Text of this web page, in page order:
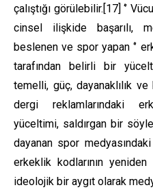
çalıştığı görülebilir.[17] ‘’
cinsel ilişkide başarılı,
beslenen ve spor yapan ‘’
tarafından belirli bir
temelli, güç, dayanaklılık
dergi reklamlarındaki
yüceltimi, saldırgan bir
dayanan spor
erkeklik kodlarının
ideolojik bir aygıt olarak